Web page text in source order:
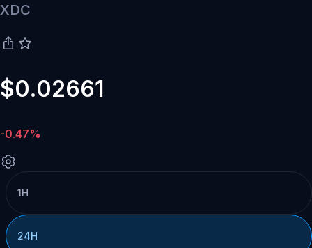
XDC
$0.02661
-0.47%
1H
24H